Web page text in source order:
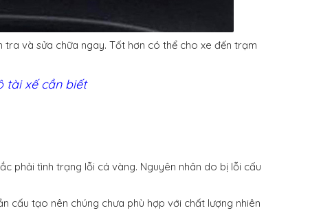
và sửa chữa ngay. Tốt hơn có thể cho xe đến trạm
tài xế cần biết
phải tình trạng lỗi cá vàng. Nguyên nhân do bị lỗi cấu
cấu tạo nên chúng chưa phù hợp với chất lượng nhiên